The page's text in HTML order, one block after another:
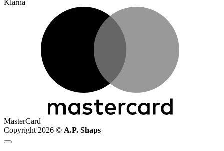
Klarna
MasterCard
Copyright 2026 © A.P. Shaps